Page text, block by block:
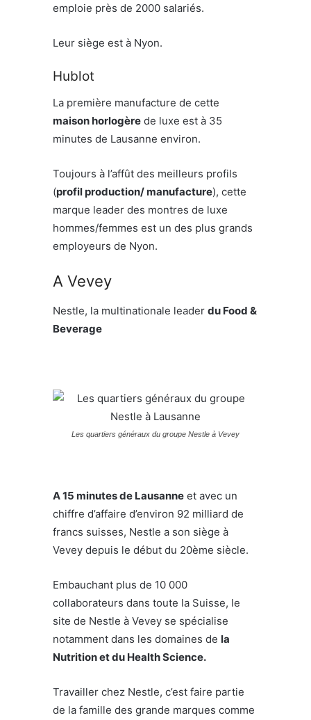
emploie près de 2000 salariés.
Leur siège est à Nyon.
Hublot
La première manufacture de cette
maison horlogère de luxe est à 35
minutes de Lausanne environ.
Toujours à l’affût des meilleurs profils
(profil production/ manufacture), cette
marque leader des montres de luxe
hommes/femmes est un des plus grands
employeurs de Nyon.
A Vevey
Nestle, la multinationale leader du Food &
Beverage
Les quartiers généraux du groupe Nestle à Vevey
A 15 minutes de Lausanne et avec un
chiffre d’affaire d’environ 92 milliard de
francs suisses, Nestle a son siège à
Vevey depuis le début du 20ème siècle.
Embauchant plus de 10 000
collaborateurs dans toute la Suisse, le
site de Nestle à Vevey se spécialise
notamment dans les domaines de la
Nutrition et du Health Science.
Travailler chez Nestle, c’est faire partie
de la famille des grande marques comme